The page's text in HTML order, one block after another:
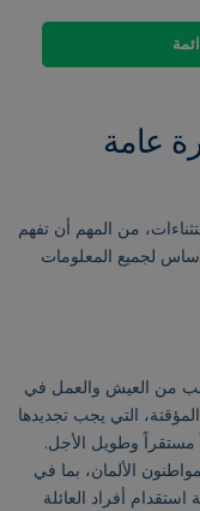
عامة
من المهم أن تفهم
لجميع المعلومات
من العيش والعمل في
التي يجب تجديدها
مستقراً وطويل الأجل.
الألمان، بما في
أفراد العائلة